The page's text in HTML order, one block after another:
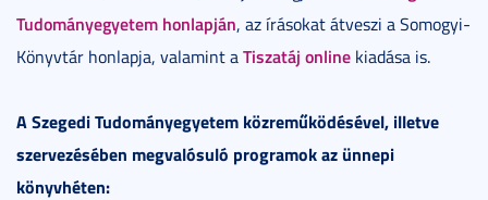
Tudományegyetem honlapján, az írásokat átveszi a Somogyi-
Könyvtár honlapja, valamint aTiszatáj online kiadása is.
A Szegedi Tudományegyetem közreműködésével, illetve
szervezésében megvalósuló programok az ünnepi
könyvhéten: